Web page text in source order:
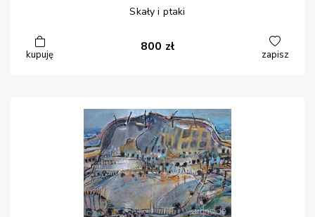
Skały i ptaki
kupuję
800 zł
zapisz